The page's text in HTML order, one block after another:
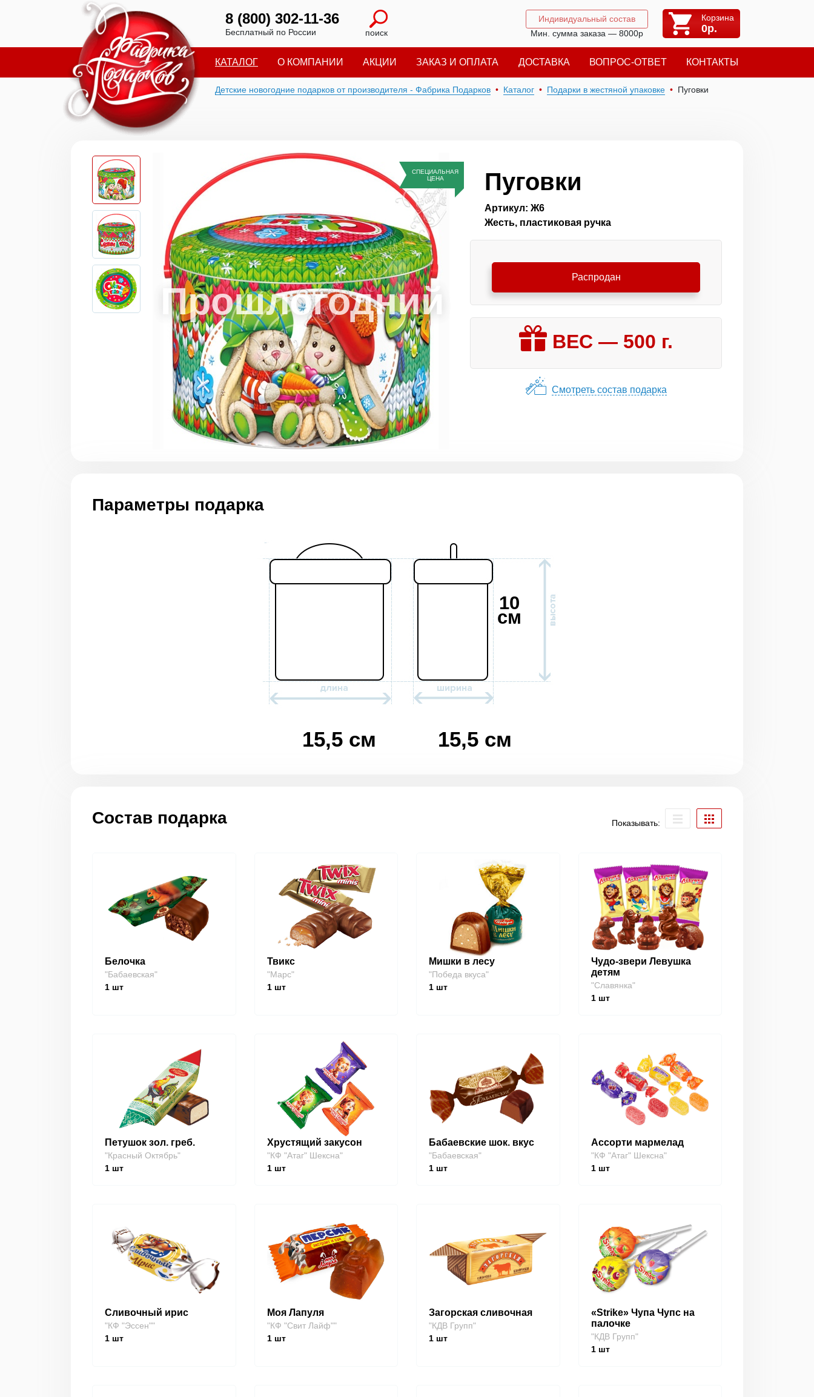
8 (800) 302-11-36
Бесплатный по России поиск
Индивидуальный состав
Мин. сумма заказа — 8000р
Корзина
0р.
КАТАЛОГ О КОМПАНИИ АКЦИИ ЗАКАЗ И ОПЛАТА ДОСТАВКА ВОПРОС-ОТВЕТ КОНТАКТЫ
Детские новогодние подарков от производителя - Фабрика Подарков Каталог Подарки в жестяной упаковке Пуговки
СПЕЦИАЛЬНАЯ
ЦЕНА
Пуговки
Артикул: Ж6
Жесть, пластиковая ручка
Распродан
ВЕС — 500 г.
Смотреть состав подарка
Параметры подарка
15,5 см 15,5 см
10
см
Состав подарка Показывать:
Белочка
"Бабаевская"
1 шт
Твикс
"Марс"
1шт
Мишки в лесу
"Победа вкуса"
1 шт
Чудо-звери Левушка
детям
"Славянка"
1шт
Петушок зол. греб.
"Красный Октябрь"
1 шт
Хрустящий закусон
"КФ "Атаг" Шексна"
1шт
Бабаевские шок. вкус
"Бабаевская"
1 шт
Ассорти мармелад
"КФ "Атаг" Шексна"
1шт
Сливочный ирис
"КФ "Эссен""
1 шт
Моя Лапуля
"КФ "Свит Лайф""
1шт
Загорская сливочная
"КДВ Групп"
1 шт
«Strike» Чупа Чупс на
палочке
"КДВ Групп"
1шт